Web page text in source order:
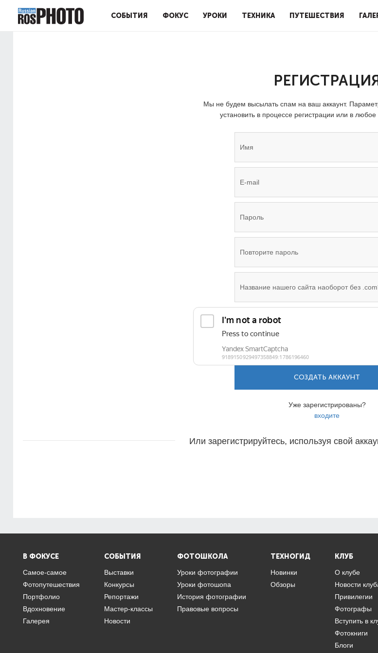
СОБЫТИЯ ФОКУС УРОКИ ТЕХНИКА ПУТЕШЕСТВИЯ
РЕГИСТРАЦИЯ
Мы не будем высылать спам на ваш аккаунт.
установить в процессе регистрации или в
СОЗДАТЬ АККАУНТ
Уже зарегистрированы?
входите
Или зарегистрируйтесь, используя свой
В ФОКУСЕ
Самое-самое
Фотопутешествия
Портфолио
Вдохновение
Галерея
СОБЫТИЯ
Выставки
Конкурсы
Репортажи
Мастер-классы
Новости
ФОТОШКОЛА
Уроки фотографии
Уроки фотошопа
История фотографии
Правовые вопросы
ТЕХНОГИД
Новинки
Обзоры
КЛУБ
О клубе
Новости
Привилегии
Фотографы
Вступить в
Фотокниги
Блоги